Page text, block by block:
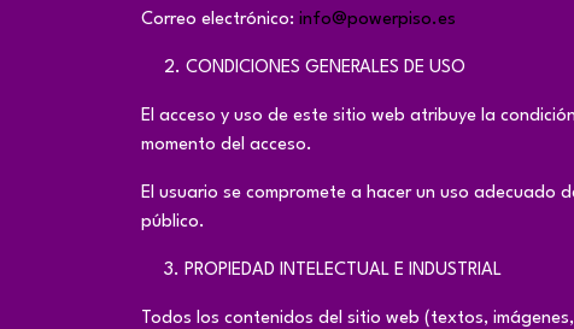
Correo electrónico: info@powerpiso.es
​2. CONDICIONES GENERALES DE USO
El acceso y uso de este sitio web atribuye la
momento del acceso.
El usuario se compromete a hacer un uso adecuado
público.
​3. PROPIEDAD INTELECTUAL E INDUSTRIAL
Todos los contenidos del sitio web (textos,